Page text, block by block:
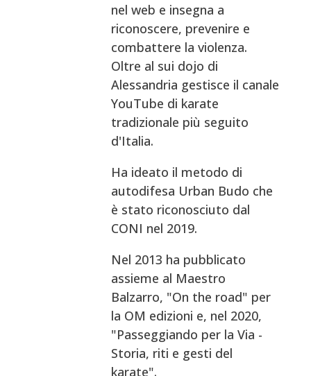
nel web e insegna a
riconoscere, prevenire e
combattere la violenza.
Oltre al sui dojo di
Alessandria gestisce il canale
YouTube di karate
tradizionale più seguito
d'Italia.
Ha ideato il metodo di
autodifesa Urban Budo che
è stato riconosciuto dal
CONI nel 2019.
Nel 2013 ha pubblicato
assieme al Maestro
Balzarro, "On the road" per
la OM edizioni e, nel 2020,
"Passeggiando per la Via -
Storia, riti e gesti del
karate".